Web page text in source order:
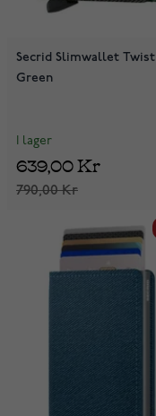
Secrid Slimwallet Twist
Green
I lager
790,00 Kr
639,00 Kr